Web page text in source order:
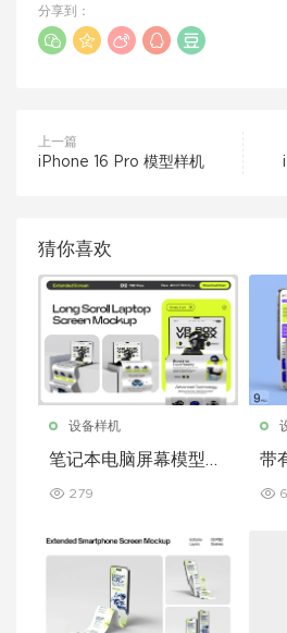
分享到：
上一篇
iPhone 16 Pro 模型样机
猜你喜欢
设备样机
笔记本电脑屏幕模型套
279
带